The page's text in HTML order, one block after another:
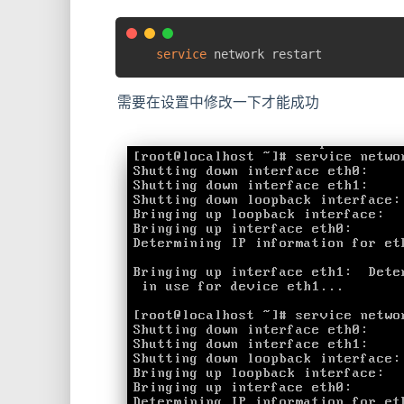
service network restart
需要在设置中修改一下才能成功